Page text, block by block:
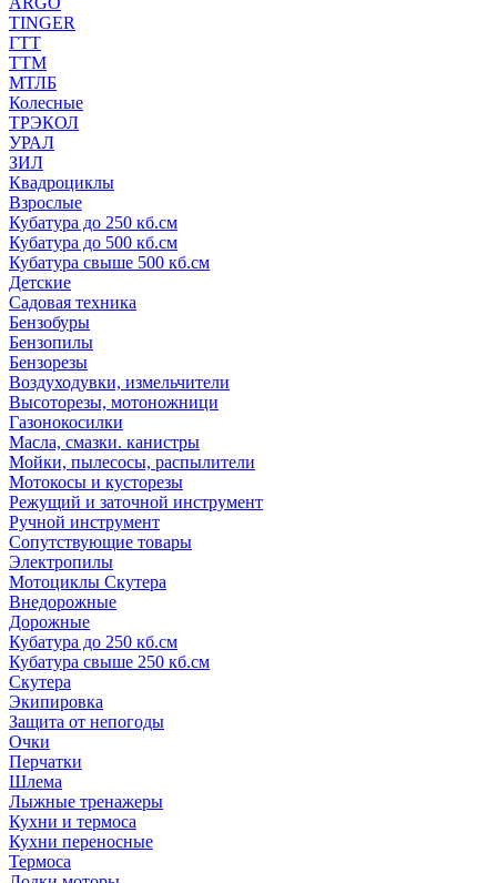
TINGER
ГТТ
ТТМ
МТЛБ
Колесные
ТРЭКОЛ
УРАЛ
ЗИЛ
Квадроциклы
Взрослые
Кубатура до 250 кб.см
Кубатура до 500 кб.см
Кубатура свыше 500 кб.см
Детские
Садовая техника
Бензобуры
Бензопилы
Бензорезы
Воздуходувки, измельчители
Высоторезы, мотоножници
Газонокосилки
Масла, смазки. канистры
Мойки, пылесосы, распылители
Мотокосы и кусторезы
Режущий и заточной инструмент
Ручной инструмент
Сопутствующие товары
Электропилы
Мотоциклы Скутера
Внедорожные
Дорожные
Кубатура до 250 кб.см
Кубатура свыше 250 кб.см
Скутера
Экипировка
Защита от непогоды
Очки
Перчатки
Шлема
Лыжные тренажеры
Кухни и термоса
Кухни переносные
Термоса